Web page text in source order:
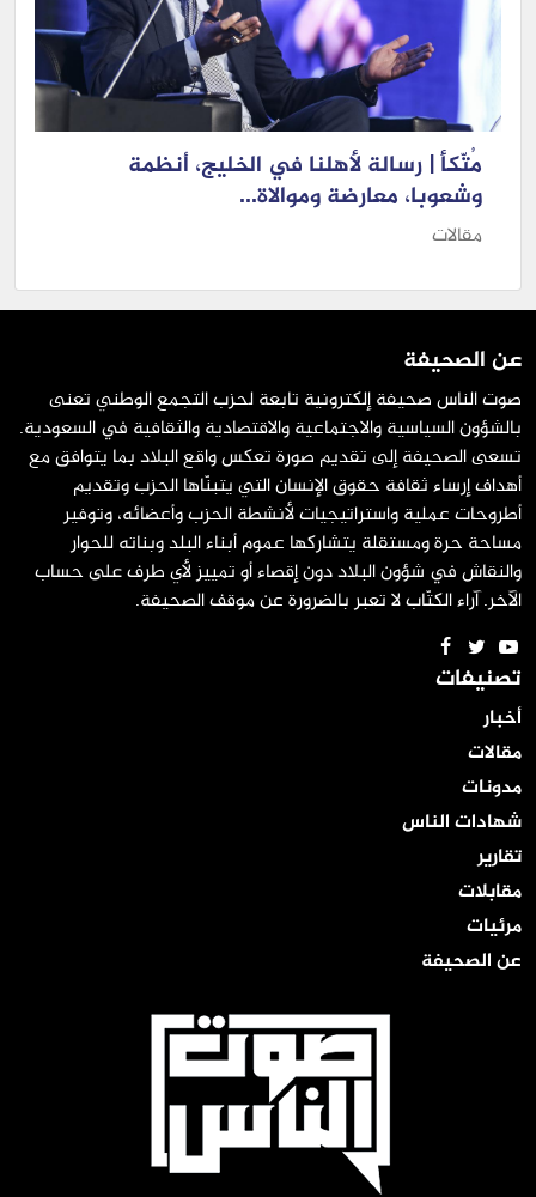
مُتّكأ | رسالة لأهلنا في الخليج، أنظمة
وشعوبا، معارضة وموالاة...
مقالات
عن الصحيفة
صوت الناس صحيفة إلكترونية تابعة لحزب التجمع الوطني تعنى
بالشؤون السياسية والاجتماعية والاقتصادية والثقافية في السعودية.
تسعى الصحيفة إلى تقديم صورة تعكس واقع البلاد بما يتوافق مع
أهداف إرساء ثقافة حقوق الإنسان التي يتبنّاها الحزب وتقديم
أطروحات عملية واستراتيجيات لأنشطة الحزب وأعضائه، وتوفير
مساحة حرة ومستقلة يتشاركها عموم أبناء البلد وبناته للحوار
والنقاش في شؤون البلاد دون إقصاء أو تمييز لأي طرف على حساب
الآخر. آراء الكتّاب لا تعبر بالضرورة عن موقف الصحيفة.
تصنيفات
أخبار
مقالات
مدونات
شهادات الناس
تقارير
مقابلات
مرئيات
عن الصحيفة